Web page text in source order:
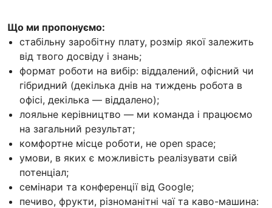
Що ми пропонуємо:
стабільну заробітну плату, розмір якої залежить
від твого досвіду і знань;
формат роботи на вибір: віддалений, офісний чи
гібридний (декілька днів на тиждень робота в
офісі, декілька — віддалено);
лояльне керівництво — ми команда і працюємо
на загальний результат;
комфортне місце роботи, не open space;
умови, в яких є можливість реалізувати свій
потенціал;
семінари та конференції від Google;
печиво, фрукти, різноманітні чаї та каво-машина: